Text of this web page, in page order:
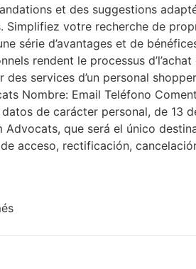
et des suggestions
Simplifiez votre recherche de
série d’avantages et de
rendent le processus
des services d’un personal
Nombre: Email Teléfono
de carácter personal, de 13
que será el único
acceso, rectificación,